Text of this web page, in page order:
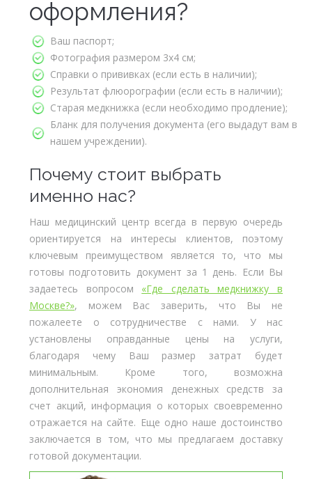
оформления?
Ваш паспорт;
Фотография размером 3х4 см;
Справки о прививках (если есть в наличии);
Результат флюорографии (если есть в наличии);
Старая медкнижка (если необходимо продление);
Бланк для получения документа (его выдадут вам в
нашем учреждении).
Почему стоит выбрать
именно нас?
Наш медицинский центр всегда в первую очередь
ориентируется на интересы клиентов, поэтому
ключевым преимуществом является то, что мы
готовы подготовить документ за 1 день. Если Вы
задаетесь вопросом «Где сделать медкнижку в
Москве?», можем Вас заверить, что Вы не
пожалеете о сотрудничестве с нами. У нас
установлены оправданные цены на услуги,
благодаря чему Ваш размер затрат будет
минимальным. Кроме того, возможна
дополнительная экономия денежных средств за
счет акций, информация о которых своевременно
отражается на сайте. Еще одно наше достоинство
заключается в том, что мы предлагаем доставку
готовой документации.